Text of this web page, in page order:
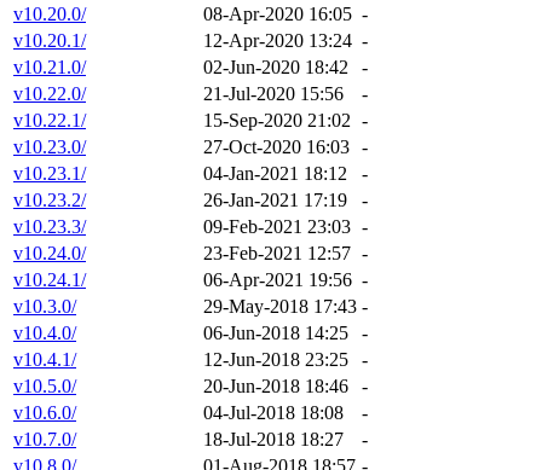
v10.20.0/
08-Apr-2020 16:05 -
v10.20.1/
12-Apr-2020 13:24 -
v10.21.0/
02-Jun-2020 18:42
-
v10.22.0/
21-Jul-2020 15:56
-
v10.22.1/
15-Sep-2020 21:02 -
v10.23.0/
27-Oct-2020 16:03 -
v10.23.1/
04-Jan-2021 18:12
-
v10.23.2/
26-Jan-2021 17:19
-
v10.23.3/
09-Feb-2021 23:03 -
v10.24.0/
23-Feb-2021 12:57 -
v10.24.1/
06-Apr-2021 19:56 -
v10.3.0/
29-May-2018 17:43 -
v10.4.0/
06-Jun-2018 14:25
-
v10.4.1/
12-Jun-2018 23:25
-
v10.5.0/
20-Jun-2018 18:46
-
v10.6.0/
04-Jul-2018 18:08
-
v10.7.0/
18-Jul-2018 18:27
-